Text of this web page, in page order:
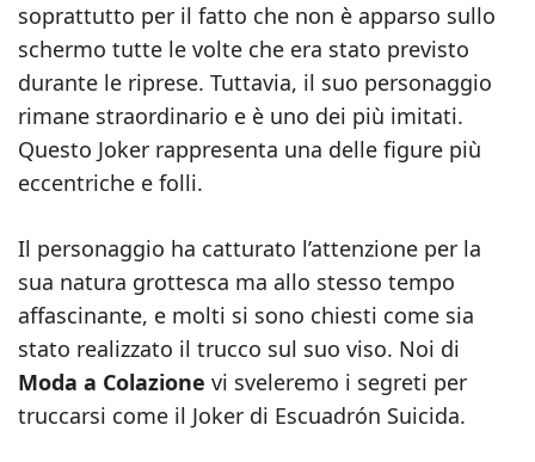
soprattutto per il fatto che non è apparso sullo
schermo tutte le volte che era stato previsto
durante le riprese. Tuttavia, il suo personaggio
rimane straordinario e è uno dei più imitati.
Questo Joker rappresenta una delle figure più
eccentriche e folli.
Il personaggio ha catturato l’attenzione per la
sua natura grottesca ma allo stesso tempo
affascinante, e molti si sono chiesti come sia
stato realizzato il trucco sul suo viso. Noi di
Moda a Colazione vi sveleremo i segreti per
truccarsi come il Joker di Escuadrón Suicida.